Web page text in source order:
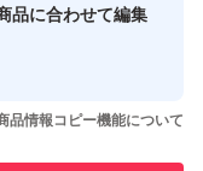
せた実績があります
品に合わせて編集
品情報コピー機能について